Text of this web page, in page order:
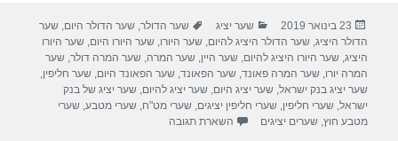
e
b
o
o
er
e
פורסם
בתאריך
23 בינואר 2019 קטגוריות
שער יציג תגיות
שער הדולר,שער הדולר היום,שער
הדולר היציג,שער הדולר היציג להיום,שער היורו,שער היורו היום,שער היורו
היציג,שער היורו היציג להיום,שער היין,שער המרה,שער המרה דולר,שער
המרה יורו,שער המרה פאונד,שער הפאונד,שער הפאונד היום,שער חליפין,
שער יציג בנק ישראל,שער יציג היום,שער יציג להיום,שער יציג של בנק
ישראל,שערי חליפין,שערי חליפין יציגים,שערי מט"ח,שערי מטבע,שערי
מטבע חוץ,שערים יציגים השארת תגובה